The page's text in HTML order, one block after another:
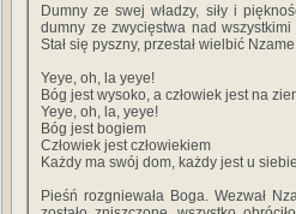
Dumny ze swej władzy, siły i
dumny ze zwycięstwa nad wszystkimi
Stał się pyszny, przestał wielbić
Yeye, oh, la yeye!
Bóg jest wysoko, a człowiek jest na
Yeye, oh, la, yeye!
Bóg jest bogiem
Człowiek jest człowiekiem
Każdy ma swój dom, każdy jest u
Pieśń rozgniewała Boga. Wezwał